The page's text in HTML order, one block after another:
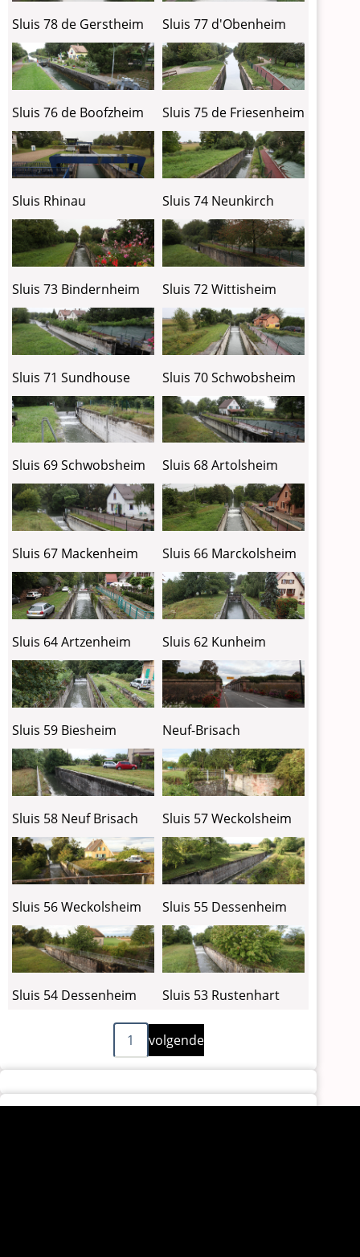
Sluis 78 de Gerstheim Sluis 77 d'Obenheim
Sluis 76 de Boofzheim Sluis 75 de Friesenheim
Sluis Rhinau Sluis 74 Neunkirch
Sluis 73 Bindernheim Sluis 72 Wittisheim
Sluis 71 Sundhouse Sluis 70 Schwobsheim
Sluis 69 Schwobsheim Sluis 68 Artolsheim
Sluis 67 Mackenheim Sluis 66 Marckolsheim
Sluis 64 Artzenheim Sluis 62 Kunheim
Sluis 59 Biesheim Neuf-Brisach
Sluis 58 Neuf Brisach Sluis 57 Weckolsheim
Sluis 56 Weckolsheim Sluis 55 Dessenheim
Sluis 54 Dessenheim Sluis 53 Rustenhart
1
Volgende
pagina
volgende